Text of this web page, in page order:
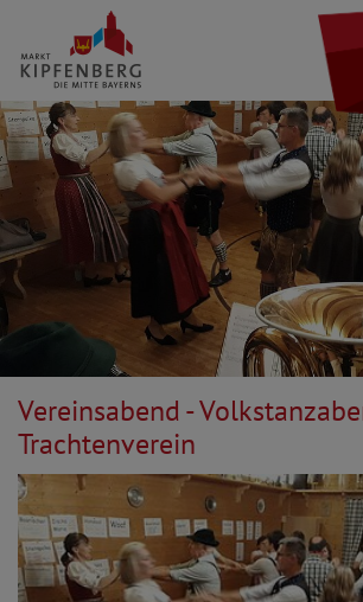
Vereinsabend -
Trachtenverein